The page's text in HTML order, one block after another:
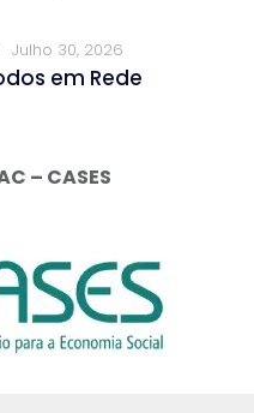
Julho 30, 2026
em Rede
– CASES